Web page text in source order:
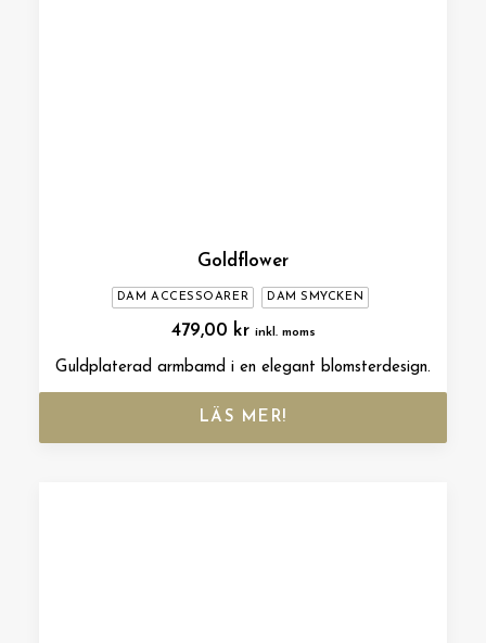
Goldflower
DAM ACCESSOARER DAM SMYCKEN
479,00 kr inkl. moms
Guldplaterad armbamd i en elegant blomsterdesign.
LÄS MER!